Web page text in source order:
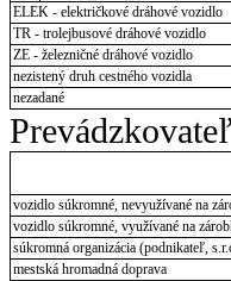
ELEK - električkové dráhové vozidlo
TR - trolejbusové dráhové vozidlo
ZE - železničné dráhové vozidlo
nezistený druh cestného vozidla
nezadané
vozidlo súkromné, nevyužívané na
vozidlo súkromné, využívané na
súkromná organizácia (podnikateľ,
mestská hromadná doprava